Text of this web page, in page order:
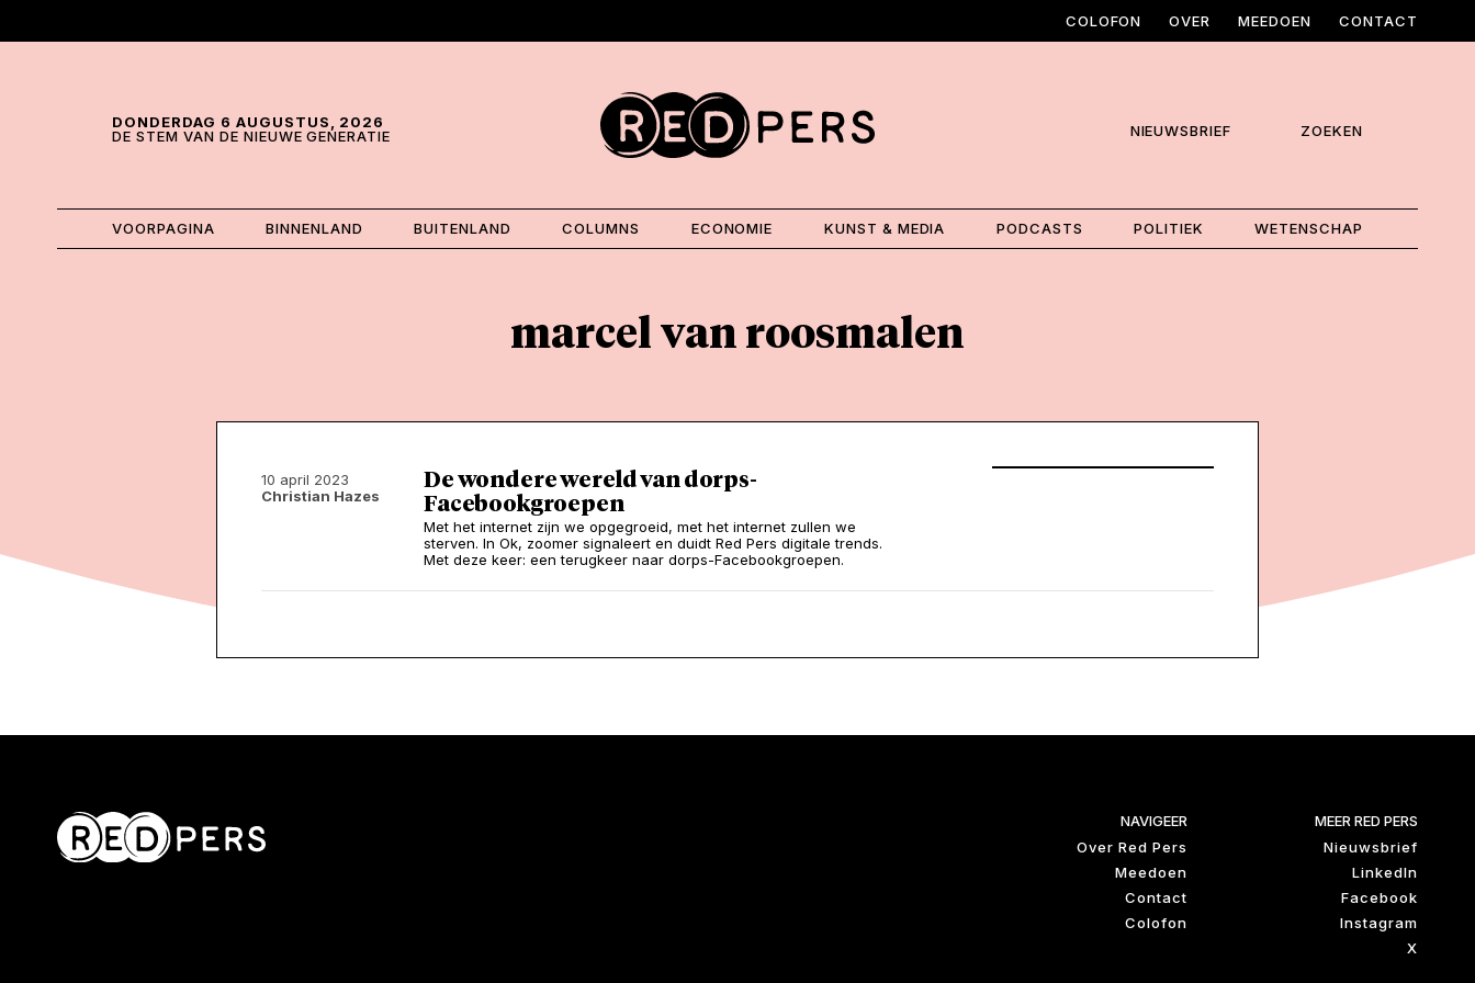
COLOFON OVER MEEDOEN CONTACT
DONDERDAG 6 AUGUSTUS, 2026
DE STEM VAN DE NIEUWE GENERATIE
NIEUWSBRIEF ZOEKEN
VOORPAGINA BINNENLAND BUITENLAND COLUMNS ECONOMIE KUNST & MEDIA PODCASTS POLITIEK WETENSCHAP
marcel van roosmalen
10 april 2023
Christian Hazes
De wondere wereld van dorps-
Facebookgroepen
Met het internet zijn we opgegroeid, met het internet zullen we
sterven. In Ok, zoomer signaleert en duidt Red Pers digitale trends.
Met deze keer: een terugkeer naar dorps-Facebookgroepen.
NAVIGEER
Over Red Pers
Meedoen
Contact
Colofon
MEER RED PERS
Nieuwsbrief
LinkedIn
Facebook
Instagram
X